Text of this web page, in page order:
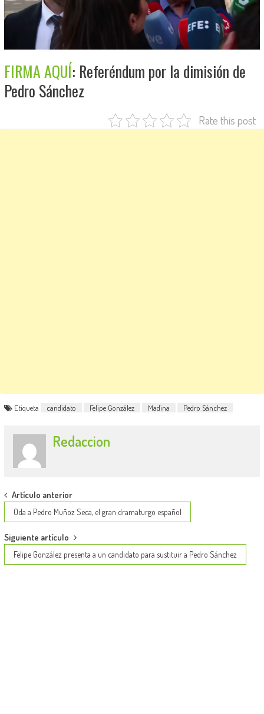
FIRMA AQUÍ: Referéndum por la dimisión de
Pedro Sánchez
Rate this post
Etiqueta candidato Felipe González Madina Pedro Sánchez
Redaccion
Post
navigation
Artículo anterior
Oda a Pedro Muñoz Seca, el gran dramaturgo español
Siguiente artículo
Felipe González presenta a un candidato para sustituir a Pedro Sánchez